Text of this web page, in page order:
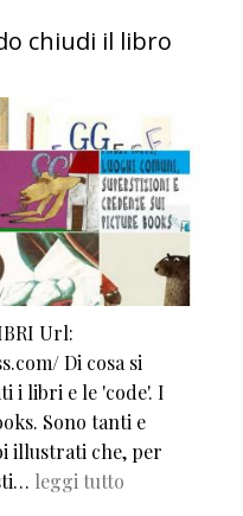
chiudi il libro
Url:
Di cosa si
i libri e le 'code'. I
Sono tanti e
illustrati che, per
leggi tutto